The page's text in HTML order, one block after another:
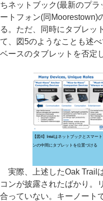
ちネットブック(最新のプ
ートフォン(同Moorestown)
る。ただ、同時にタブレッ
て、図5のようなことも述
ベースのタブレットを否定
【図4】Intelはネットブックとスマート
ンの中間にタブレットを位置づける
実際、上述したOak Trail
コンが披露されたばかり。
合っていない。キーノート